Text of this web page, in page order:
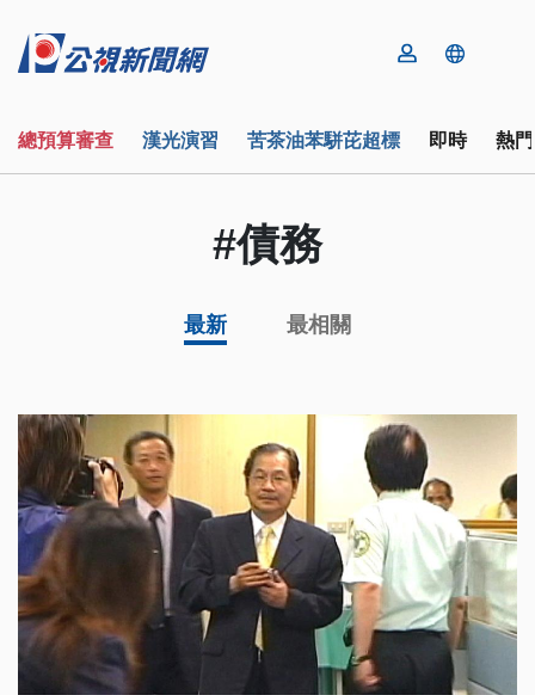
總預算審查 漢光演習 苦茶油苯駢芘超標 即時 熱
#債務
最新 最相關